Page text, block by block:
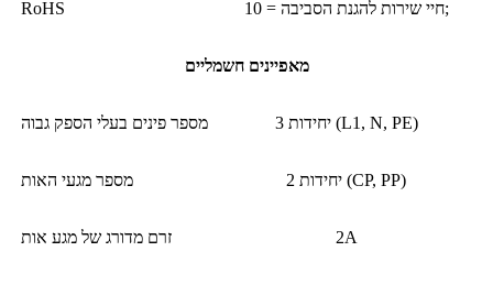
RoHS חיי שירות להגנת הסביבה = 10;
מאפיינים חשמליים
מספר פינים בעלי הספק גבוה 3 יחידות (L1, N, PE)
מספר מגעי האות 2 יחידות (CP, PP)
זרם מדורג של מגע אות 2A